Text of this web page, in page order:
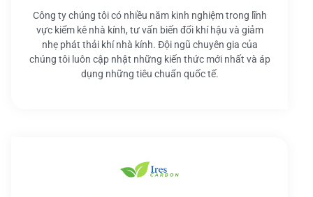
Công ty chúng tôi có nhiều năm kinh nghiệm trong lĩnh
vực kiểm kê nhà kính, tư vấn biến đổi khí hậu và giảm
nhẹ phát thải khí nhà kính. Đội ngũ chuyên gia của
chúng tôi luôn cập nhật những kiến thức mới nhất và áp
dụng những tiêu chuẩn quốc tế.